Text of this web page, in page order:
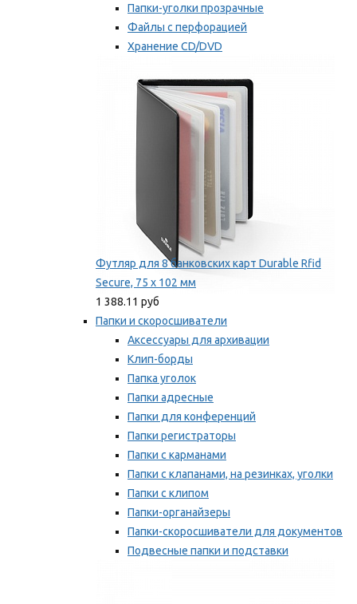
Папки-уголки прозрачные
Файлы с перфорацией
Хранение CD/DVD
Мы рекомендуем
Футляр для 8 банковских карт Durable Rfid
Secure, 75 х 102 мм
1 388.11 руб
Папки и скоросшиватели
Аксессуары для архивации
Клип-борды
Папка уголок
Папки адресные
Папки для конференций
Папки регистраторы
Папки с карманами
Папки с клапанами, на резинках, уголки
Папки с клипом
Папки-органайзеры
Папки-скоросшиватели для документов
Подвесные папки и подставки